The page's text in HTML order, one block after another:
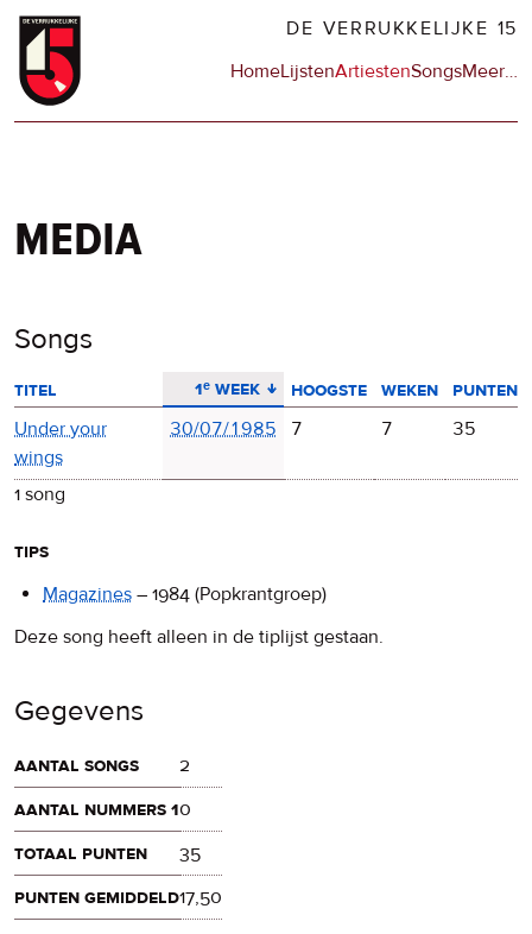
Overslaan
naar
DE VERRUKKELIJKE 15
Hoofdnavigatie
HomeLijstenArtiestenSongsMeerop
…
media
Songs
titel 1ᵉ week
aflopend sorteren hoogste weken
punten
Under your
wings
30/07/1985 7 7 35
1 song
tips
Magazines – 1984 (Popkrantgroep)
Deze song heeft alleen in de tiplijst gestaan.
Gegevens
aantal songs
2
aantal nummers 10
totaal punten
35
punten gemiddeld17,50